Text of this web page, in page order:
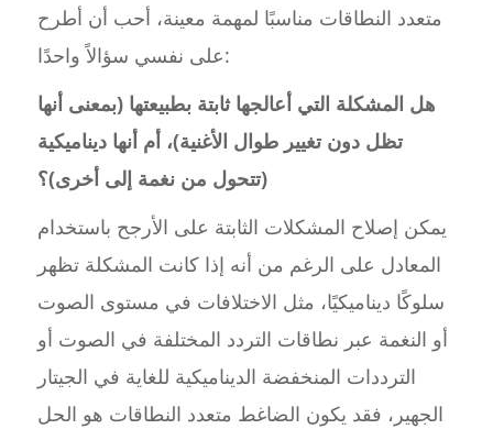
متعدد النطاقات مناسبًا لمهمة معينة، أحب أن أطرح
على نفسي سؤالاً واحدًا:
هل المشكلة التي أعالجها ثابتة بطبيعتها (بمعنى أنها
تظل دون تغيير طوال الأغنية)، أم أنها ديناميكية
(تتحول من نغمة إلى أخرى)؟
يمكن إصلاح المشكلات الثابتة على الأرجح باستخدام
المعادل على الرغم من أنه إذا كانت المشكلة تظهر
سلوكًا ديناميكيًا، مثل الاختلافات في مستوى الصوت
أو النغمة عبر نطاقات التردد المختلفة في الصوت أو
الترددات المنخفضة الديناميكية للغاية في الجيتار
الجهير، فقد يكون الضاغط متعدد النطاقات هو الحل